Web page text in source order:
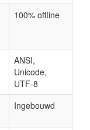
100% offline
ANSI,
Unicode,
UTF-8
Ingebouwd